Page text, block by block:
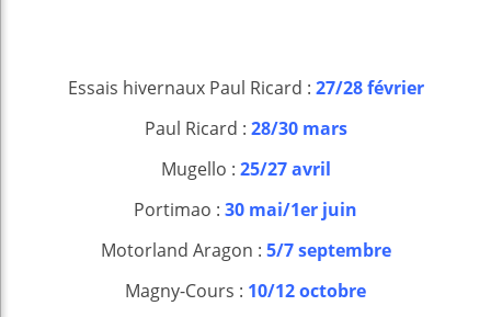
Essais hivernaux Paul Ricard : 27/28 février
Paul Ricard : 28/30 mars
Mugello : 25/27 avril
Portimao : 30 mai/1er juin
Motorland Aragon : 5/7 septembre
Magny-Cours : 10/12 octobre